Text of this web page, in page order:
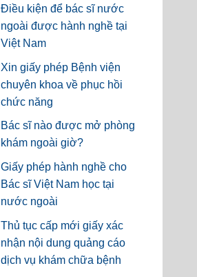
Điều kiện để bác sĩ nước
ngoài được hành nghề tại
Việt Nam
Xin giấy phép Bệnh viện
chuyên khoa về phục hồi
chức năng
Bác sĩ nào được mở phòng
khám ngoài giờ?
Giấy phép hành nghề cho
Bác sĩ Việt Nam học tại
nước ngoài
Thủ tục cấp mới giấy xác
nhận nội dung quảng cáo
dịch vụ khám chữa bệnh